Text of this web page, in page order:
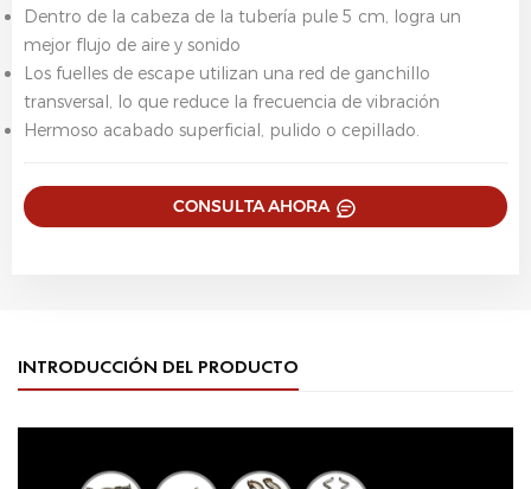
Dentro de la cabeza de la tubería pule 5 cm, logra un
mejor flujo de aire y sonido
Los fuelles de escape utilizan una red de ganchillo
transversal, lo que reduce la frecuencia de vibración
Hermoso acabado superficial, pulido o cepillado.
CONSULTA AHORA
INTRODUCCIÓN DEL PRODUCTO